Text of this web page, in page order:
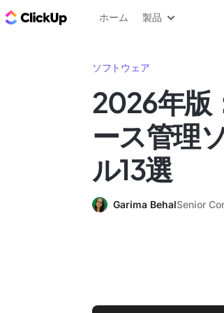
ClickUp ブログ
ホーム 製品
ソフトウェア
2026年版
ース管理
ル13選
Garima BehalSenior